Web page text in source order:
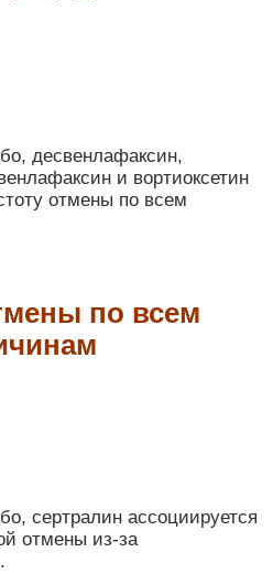
десвенлафаксин,
и вортиоксетин
отмены по всем
по всем
сертралин ассоциируется
отмены из-за